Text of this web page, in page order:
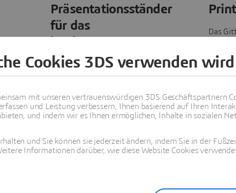
Präsentationsständer
für das
Wir haben einen
robusten,
Rahmen für das
iPad mit CATIA
entwickelt, um
einen sicheren,
Das
wurde
CATIA
Cookies 3DS verwenden wird
mit unseren vertrauenswürdigen 3DS Geschäftspartnern
und Leistung verbessern, Ihnen basierend auf Ihren
und indem wir es Ihnen ermöglichen, Inhalte in sozialen
und Sie können sie jederzeit ändern, indem Sie in der
Informationen darüber, wie diese Website Cookies